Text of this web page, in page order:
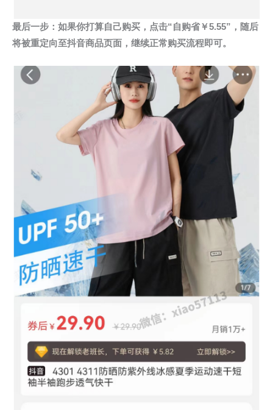
最后一步：如果你打算自己购买，点击“自购省￥5.55”，随后
将被重定向至抖音商品页面，继续正常购买流程即可。